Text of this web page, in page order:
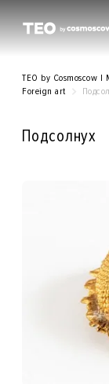
TEO by Cosmoscow
Foreign art
Подсолнух